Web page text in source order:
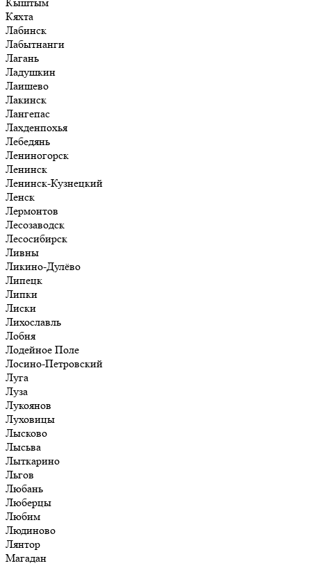
Кяхта
Лабинск
Лабытнанги
Лагань
Ладушкин
Лаишево
Лакинск
Лангепас
Лахденпохья
Лебедянь
Лениногорск
Ленинск
Ленинск-Кузнецкий
Ленск
Лермонтов
Лесозаводск
Лесосибирск
Ливны
Ликино-Дулёво
Липецк
Липки
Лиски
Лихославль
Лобня
Лодейное Поле
Лосино-Петровский
Луга
Луза
Лукоянов
Луховицы
Лысково
Лысьва
Лыткарино
Льгов
Любань
Люберцы
Любим
Людиново
Лянтор
Магадан